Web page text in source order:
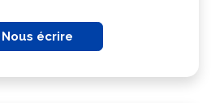
Nous écrire